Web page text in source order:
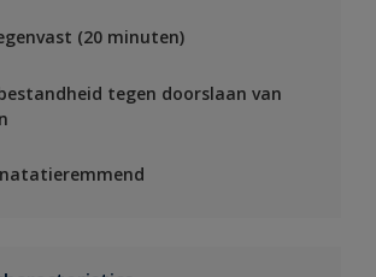
(20 minuten)
tegen doorslaan van